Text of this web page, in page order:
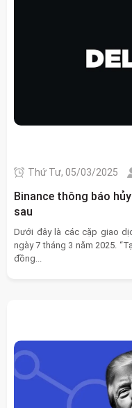
Thứ Tư, 05/03/2025
Binance thông báo
sau
Dưới đây là các cặp giao
ngày 7 tháng 3 năm 2025.
đồng...